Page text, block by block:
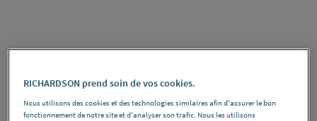
RICHARDSON prend soin de vos cookies.
Nous utilisons des cookies et des technologies similaires afin d'assurer le bon
fonctionnement de notre site et d'analyser son trafic. Nous les utilisons